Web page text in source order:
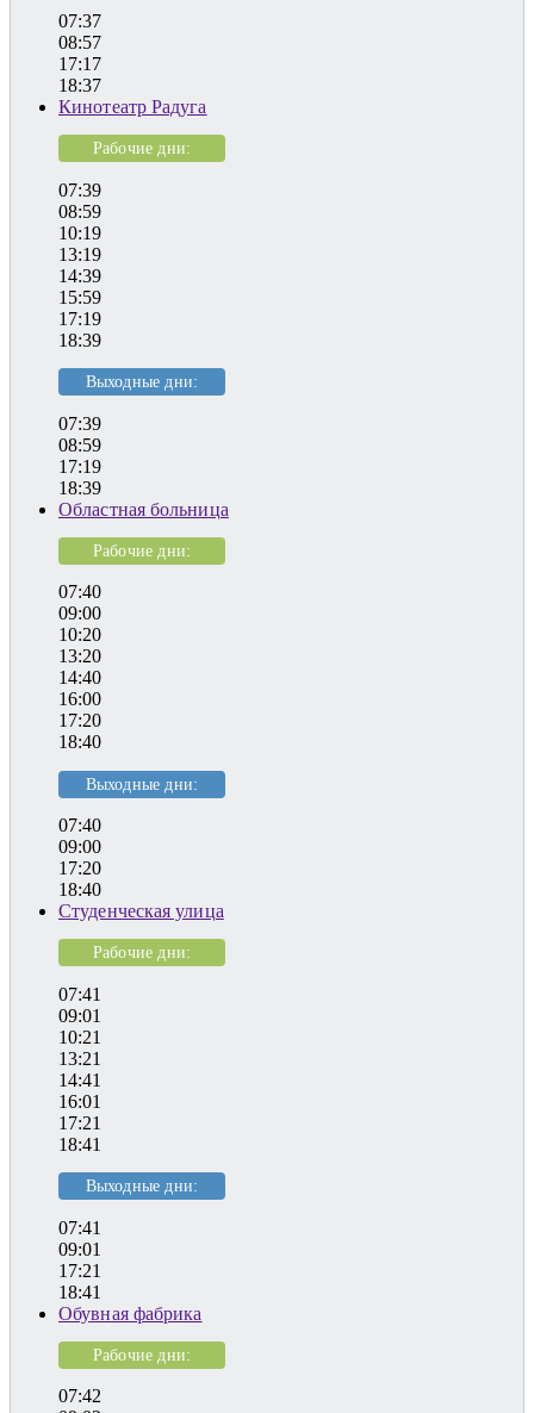
07:37
08:57
17:17
18:37
Кинотеатр Радуга
Рабочие дни:
07:39
08:59
10:19
13:19
14:39
15:59
17:19
18:39
Выходные дни:
07:39
08:59
17:19
18:39
Областная больница
Рабочие дни:
07:40
09:00
10:20
13:20
14:40
16:00
17:20
18:40
Выходные дни:
07:40
09:00
17:20
18:40
Студенческая улица
Рабочие дни:
07:41
09:01
10:21
13:21
14:41
16:01
17:21
18:41
Выходные дни:
07:41
09:01
17:21
18:41
Обувная фабрика
Рабочие дни:
07:42